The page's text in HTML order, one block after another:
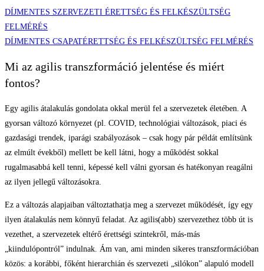
DÍJMENTES SZERVEZETI ÉRETTSÉG ÉS FELKÉSZÜLTSÉG
FELMÉRÉS
DÍJMENTES CSAPATÉRETTSÉG ÉS FELKÉSZÜLTSÉG FELMÉRÉS
Mi az agilis transzformáció jelentése és miért
fontos?
Egy agilis átalakulás gondolata okkal merül fel a szervezetek életében. A
gyorsan változó környezet (pl. COVID, technológiai változások, piaci és
gazdasági trendek, iparági szabályozások – csak hogy pár példát említsünk
az elmúlt évekből) mellett be kell látni, hogy a működést sokkal
rugalmasabbá kell tenni, képessé kell válni gyorsan és hatékonyan reagálni
az ilyen jellegű változásokra.
Ez a változás alapjaiban változtathatja meg a szervezet működését, így egy
ilyen átalakulás nem könnyű feladat. Az agilis(abb) szervezethez több út is
vezethet, a szervezetek eltérő érettségi szintekről, más-más
„kiindulópontról” indulnak. Ám van, ami minden sikeres transzformációban
közös: a korábbi, főként hierarchián és szervezeti „silókon” alapuló modell